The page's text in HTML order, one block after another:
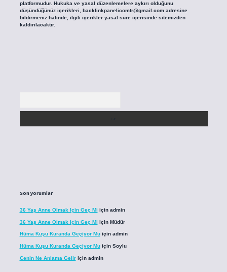
platformudur. Hukuka ve yasal düzenlemelere aykırı olduğunu
düşündüğünüz içerikleri, backlinkpanelicomtr@gmail.comadresine
bildirmeniz halinde, ilgili içerikler yasal süre içerisinde sitemizden
kaldırılacaktır.
Son yorumlar
36 Yaş Anne Olmak Için Geç Mi için admin
36 Yaş Anne Olmak Için Geç Mi için Müdür
Hüma Kuşu Kuranda Geçiyor Muiçin admin
Hüma Kuşu Kuranda Geçiyor Muiçin Soylu
Cenin Ne Anlama Geliriçin admin